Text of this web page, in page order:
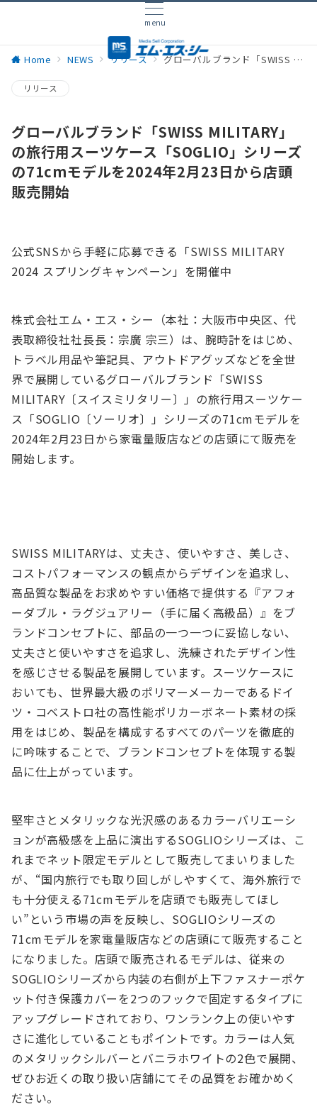
menu
Home NEWS リリース グローバルブランド「SWISS MILITARY」の旅行用スーツケース「SOGLIO」シリーズの71cmモデルを2024年2月23日から店頭販売開始
リリース
グローバルブランド「SWISS MILITARY」
の旅行用スーツケース「SOGLIO」シリーズ
の71cmモデルを2024年2月23日から店頭
販売開始
公式SNSから手軽に応募できる「SWISS MILITARY
2024 スプリングキャンペーン」を開催中
株式会社エム・エス・シー（本社：大阪市中央区、代
表取締役社社長長：宗廣 宗三）は、腕時計をはじめ、
トラベル用品や筆記具、アウトドアグッズなどを全世
界で展開しているグローバルブランド「SWISS
MILITARY〔スイスミリタリー〕」の旅行用スーツケー
ス「SOGLIO〔ソーリオ〕」シリーズの71cmモデルを
2024年2月23日から家電量販店などの店頭にて販売を
開始します。
SWISS MILITARYは、丈夫さ、使いやすさ、美しさ、
コストパフォーマンスの観点からデザインを追求し、
高品質な製品をお求めやすい価格で提供する『アフォ
ーダブル・ラグジュアリー（手に届く高級品）』をブ
ランドコンセプトに、部品の一つ一つに妥協しない、
丈夫さと使いやすさを追求し、洗練されたデザイン性
を感じさせる製品を展開しています。スーツケースに
おいても、世界最大級のポリマーメーカーであるドイ
ツ・コベストロ社の高性能ポリカーボネート素材の採
用をはじめ、製品を構成するすべてのパーツを徹底的
に吟味することで、ブランドコンセプトを体現する製
品に仕上がっています。
堅牢さとメタリックな光沢感のあるカラーバリエーシ
ョンが高級感を上品に演出するSOGLIOシリーズは、こ
れまでネット限定モデルとして販売してまいりました
が、“国内旅行でも取り回しがしやすくて、海外旅行で
も十分使える71cmモデルを店頭でも販売してほし
い”という市場の声を反映し、SOGLIOシリーズの
71cmモデルを家電量販店などの店頭にて販売すること
になりました。店頭で販売されるモデルは、従来の
SOGLIOシリーズから内装の右側が上下ファスナーポケ
ット付き保護カバーを2つのフックで固定するタイプに
アップグレードされており、ワンランク上の使いやす
さに進化していることもポイントです。カラーは人気
のメタリックシルバーとバニラホワイトの2色で展開、
ぜひお近くの取り扱い店舗にてその品質をお確かめく
ださい。